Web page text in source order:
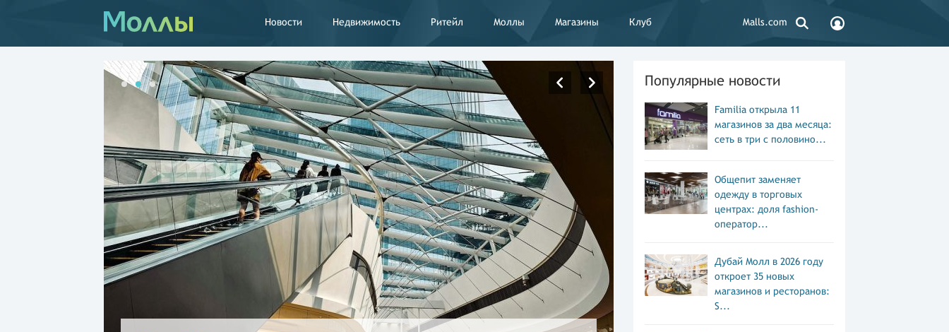
Новости Недвижимость Ритейл Моллы Магазины Клуб Malls.com
Популярные новости
Familia открыла 11
магазинов за два месяца:
сеть в три с половино...
Общепит заменяет
одежду в торговых
центрах: доля fashion-
оператор...
Дубай Молл в 2026 году
откроет 35 новых
магазинов и ресторанов:
S...